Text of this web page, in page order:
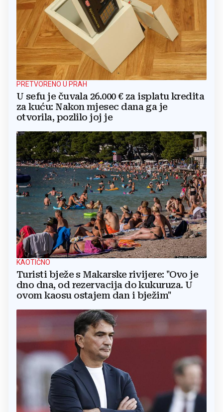
PRETVORENO U PRAH
U sefu je čuvala 26.000 € za isplatu kredita
za kuću: Nakon mjesec dana ga je
otvorila, pozlilo joj je
KAOTIČNO
Turisti bježe s Makarske rivijere: "Ovo je
dno dna, od rezervacija do kukuruza. U
ovom kaosu ostajem dan i bježim"